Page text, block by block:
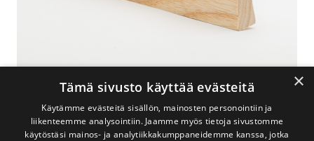
×
Tämä sivusto käyttää evästeitä
Käytämme evästeitä sisällön, mainosten personointiin ja
liikenteemme analysointiin. Jaamme myös tietoja sivustomme
käytöstäsi mainos- ja analytiikkakumppaneidemme kanssa, jotka